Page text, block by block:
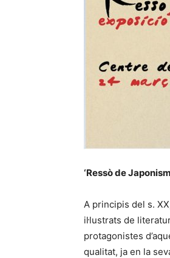
‘Ressò de
A principis del s.
il·lustrats de
protagonistes
qualitat, ja en la